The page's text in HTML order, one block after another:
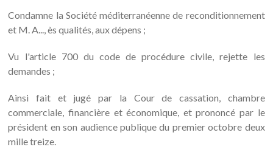
Condamne la Société méditerranéenne de reconditionnement
et M. A..., ès qualités, aux dépens ;
Vu l'article 700 du code de procédure civile, rejette les
demandes ;
Ainsi fait et jugé par la Cour de cassation, chambre
commerciale, financière et économique, et prononcé par le
président en son audience publique du premier octobre deux
mille treize.